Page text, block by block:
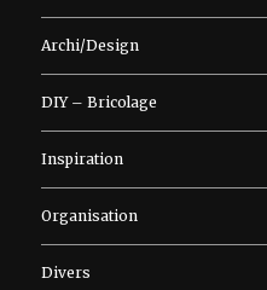
Archi/Design
DIY – Bricolage
Inspiration
Organisation
Divers